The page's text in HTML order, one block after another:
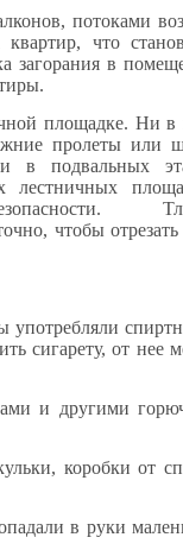
потоками
что
загорания в
площадке. Ни в
пролеты или
в подвальных
лестничных
безопасности.
чтобы отрезать
употребляли
сигарету, от нее
и другими
коробки от
в руки